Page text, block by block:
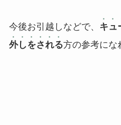
今後お引越しなどで、 キュ
外しをされる方の参考にな